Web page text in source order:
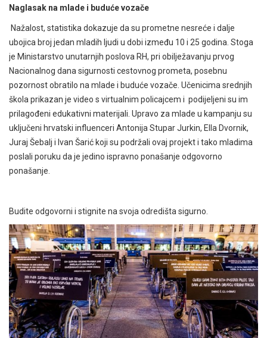
Naglasak na mlade i buduće vozače
Nažalost, statistika dokazuje da su prometne nesreće i dalje
ubojica broj jedan mladih ljudi u dobi između 10 i 25 godina. Stoga
je Ministarstvo unutarnjih poslova RH, pri obilježavanju prvog
Nacionalnog dana sigurnosti cestovnog prometa, posebnu
pozornost obratilo na mlade i buduće vozače. Učenicima srednjih
škola prikazan je video s virtualnim policajcem i podijeljeni su im
prilagođeni edukativni materijali. Upravo za mlade u kampanju su
uključeni hrvatski influenceri Antonija Stupar Jurkin, Ella Dvornik,
Juraj Šebalj i Ivan Šarić koji su podržali ovaj projekt i tako mladima
poslali poruku da je jedino ispravno ponašanje odgovorno
ponašanje.
Budite odgovorni i stignite na svoja odredišta sigurno.